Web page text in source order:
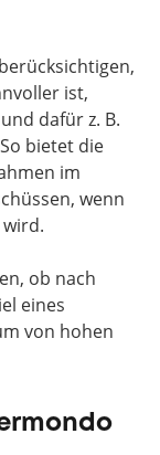
ist,
dafür z. B.
bietet die
im
wenn
ob nach
eines
von hohen